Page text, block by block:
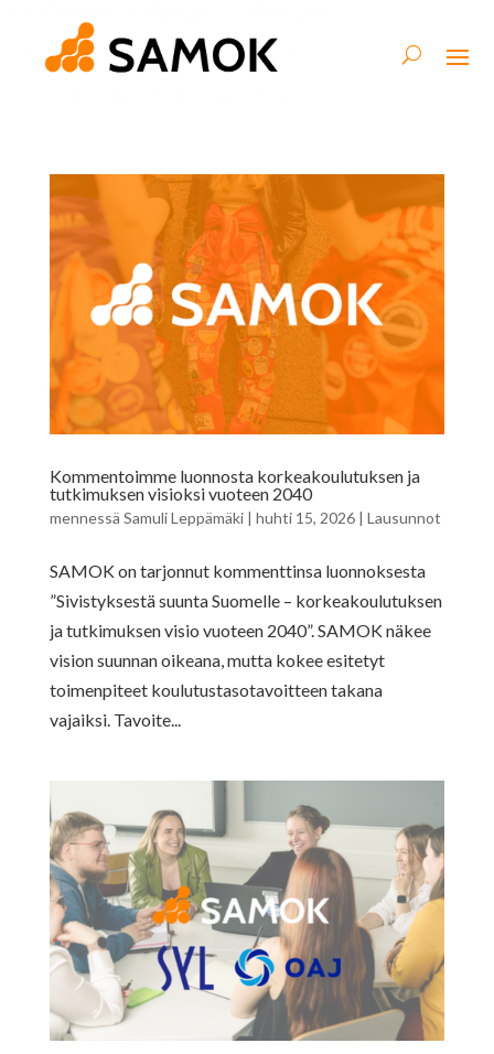
Kommentoimme luonnosta korkeakoulutuksen ja
tutkimuksen visioksi vuoteen 2040
mennessä Samuli Leppämäki| huhti 15, 2026| Lausunnot
SAMOK on tarjonnut kommenttinsa luonnoksesta
”Sivistyksestä suunta Suomelle – korkeakoulutuksen
ja tutkimuksen visio vuoteen 2040”. SAMOK näkee
vision suunnan oikeana, mutta kokee esitetyt
toimenpiteet koulutustasotavoitteen takana
vajaiksi. Tavoite...